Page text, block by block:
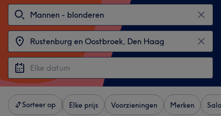
Sorteer op Elke prijs Voorzieningen Merken